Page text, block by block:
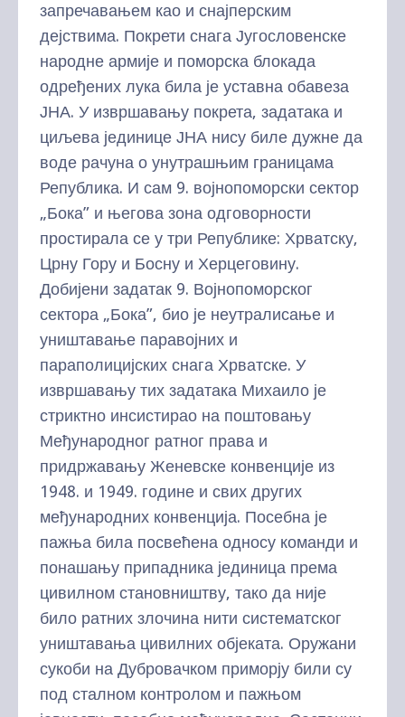
запречавањем као и снајперским
дејствима. Покрети снага Југословенске
народне армије и поморска блокада
одређених лука била је уставна обавеза
ЈНА. У извршавању покрета, задатака и
циљева јединице ЈНА нису биле дужне да
воде рачуна о унутрашњим границама
Република. И сам 9. војнопоморски сектор
„Бока” и његова зона одговорности
простирала се у три Републике: Хрватску,
Црну Гору и Босну и Херцеговину.
Добијени задатак 9. Војнопоморског
сектора „Бока”, био је неутралисање и
уништавање паравојних и
параполицијских снага Хрватске. У
извршавању тих задатака Михаило је
стриктно инсистирао на поштовању
Међународног ратног права и
придржавању Женевске конвенције из
1948. и 1949. године и свих других
међународних конвенција. Посебна је
пажња била посвећена односу команди и
понашању припадника јединица према
цивилном становништву, тако да није
било ратних злочина нити систематског
уништавања цивилних објеката. Оружани
сукоби на Дубровачком приморју били су
под сталном контролом и пажњом